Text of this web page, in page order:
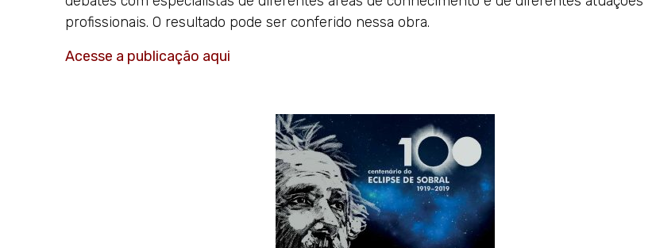
profissionais. O resultado pode ser conferido nessa obra.
Acesse a publicação aqui